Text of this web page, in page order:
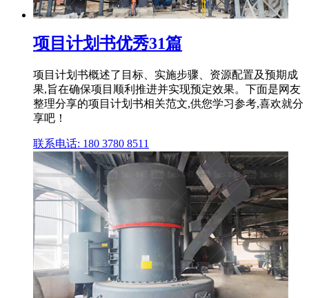
项目计划书优秀31篇
项目计划书概述了目标、实施步骤、资源配置及预期成
果,旨在确保项目顺利推进并实现预定效果。下面是网友
整理分享的项目计划书相关范文,供您学习参考,喜欢就分
享吧！
联系电话: 180 3780 8511